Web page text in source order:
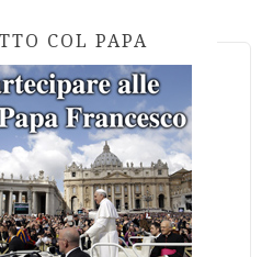
COL PAPA